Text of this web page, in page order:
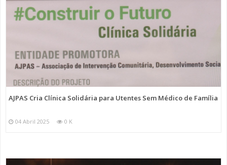
AJPAS Cria Clínica Solidária para Utentes Sem Médico de Família
04 Abril 2025 0 K